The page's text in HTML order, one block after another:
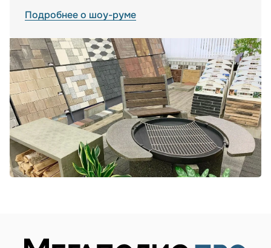
Подробнее о шоу-руме